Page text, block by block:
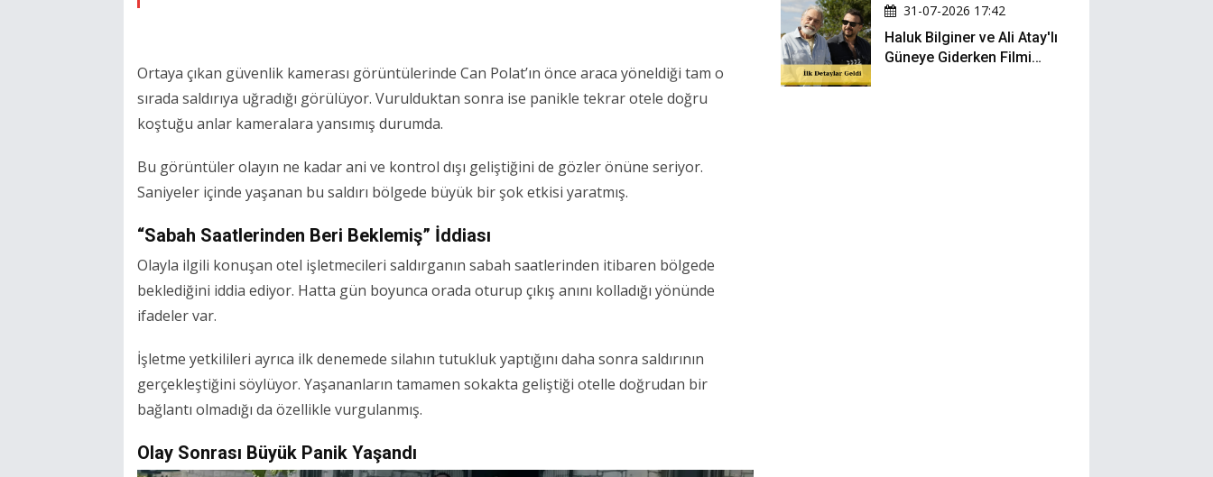
Ortaya çıkan güvenlik kamerası görüntülerinde Can Polat’ın önce araca yöneldiği tam o
sırada saldırıya uğradığı görülüyor. Vurulduktan sonra ise panikle tekrar otele doğru
koştuğu anlar kameralara yansımış durumda.
Bu görüntüler olayın ne kadar ani ve kontrol dışı geliştiğini de gözler önüne seriyor.
Saniyeler içinde yaşanan bu saldırı bölgede büyük bir şok etkisi yaratmış.
“Sabah Saatlerinden Beri Beklemiş” İddiası
Olayla ilgili konuşan otel işletmecileri saldırganın sabah saatlerinden itibaren bölgede
beklediğini iddia ediyor. Hatta gün boyunca orada oturup çıkış anını kolladığı yönünde
ifadeler var.
İşletme yetkilileri ayrıca ilk denemede silahın tutukluk yaptığını daha sonra saldırının
gerçekleştiğini söylüyor. Yaşananların tamamen sokakta geliştiği otelle doğrudan bir
bağlantı olmadığı da özellikle vurgulanmış.
Olay Sonrası Büyük Panik Yaşandı
31-07-2026 17:42
Haluk Bilginer ve Ali Atay'lı
Güneye Giderken Filmi